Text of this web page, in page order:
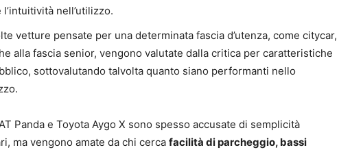
nell’utilizzo.
vetture pensate per una determinata fascia d’utenza, come citycar,
alla fascia senior, vengono valutate dalla critica per caratteristiche
sottovalutando talvolta quanto siano performanti nello
Panda e Toyota Aygo X sono spesso accusate di semplicità
ma vengono amate da chi cerca facilità di parcheggio, bassi